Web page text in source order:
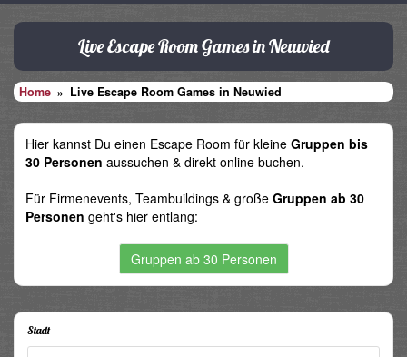
Live Escape Room Games in Neuwied
Home Live Escape Room Games in Neuwied
Hier kannst Du einen Escape Room für kleine Gruppen bis
30 Personen aussuchen & direkt online buchen.
Für Firmenevents, Teambuildings & große Gruppen ab 30
Personen geht's hier entlang:
Gruppen ab 30 Personen
Stadt